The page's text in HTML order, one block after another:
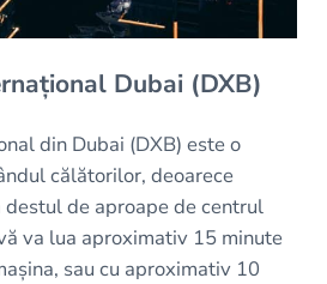
Dubai (DXB)
din Dubai (DXB) este o
călătorilor, deoarece
de aproape de centrul
va lua aproximativ 15 minute
sau cu aproximativ 10